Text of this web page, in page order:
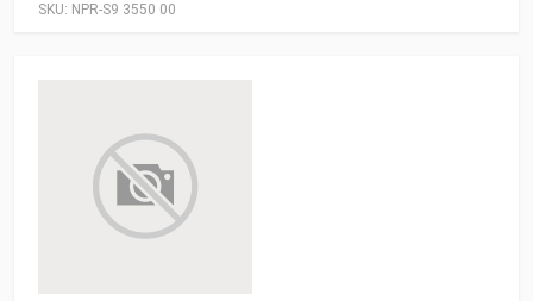
SKU: NPR-S9 3550 00